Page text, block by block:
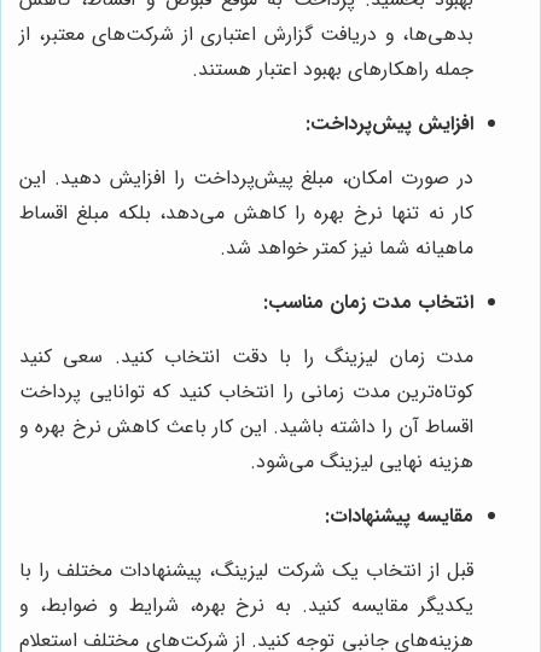
بدهی‌ها، و دریافت گزارش اعتباری از شرکت‌های معتبر، از
جمله راهکارهای بهبود اعتبار هستند.
افزایش پیش‌پرداخت:
در صورت امکان، مبلغ پیش‌پرداخت را افزایش دهید. این
کار نه تنها نرخ بهره را کاهش می‌دهد، بلکه مبلغ اقساط
ماهیانه شما نیز کمتر خواهد شد.
انتخاب مدت زمان مناسب:
مدت زمان لیزینگ را با دقت انتخاب کنید. سعی کنید
کوتاه‌ترین مدت زمانی را انتخاب کنید که توانایی پرداخت
اقساط آن را داشته باشید. این کار باعث کاهش نرخ بهره و
هزینه نهایی لیزینگ می‌شود.
مقایسه پیشنهادات:
قبل از انتخاب یک شرکت لیزینگ، پیشنهادات مختلف را با
یکدیگر مقایسه کنید. به نرخ بهره، شرایط و ضوابط، و
هزینه‌های جانبی توجه کنید. از شرکت‌های مختلف استعلام